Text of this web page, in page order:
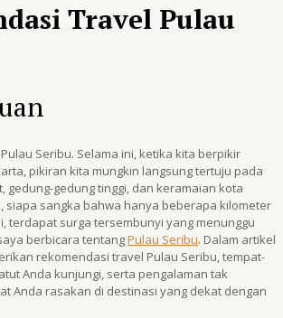
Travel Pulau
Seribu. Selama ini, ketika kita berpikir
pikiran kita mungkin langsung tertuju pada
gedung-gedung tinggi, dan keramaian kota
siapa sangka bahwa hanya beberapa kilometer
terdapat surga tersembunyi yang menunggu
berbicara tentangPulau Seribu. Dalam artikel
rekomendasi travel Pulau Seribu, tempat-
Anda kunjungi, serta pengalaman tak
Anda rasakan di destinasi yang dekat dengan